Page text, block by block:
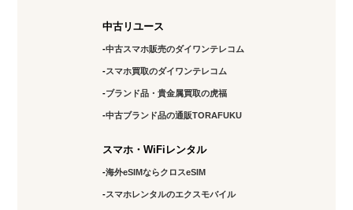
中古リユース
中古スマホ販売のダイワンテレコム
スマホ買取のダイワンテレコム
ブランド品・貴金属買取の虎福
中古ブランド品の通販TORAFUKU
スマホ・WiFiレンタル
海外eSIMならクロスeSIM
スマホレンタルのエクスモバイル